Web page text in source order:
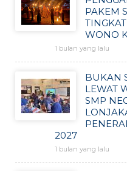
PAKEM
WONO
1 bulan yang lalu
BUKAN
LEWAT
SMP
2027
1 bulan yang lalu